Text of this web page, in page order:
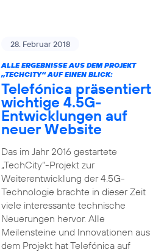
28. Februar 2018
ALLE ERGEBNISSE AUS DEM PROJEKT
„TECHCITY“ AUF EINEN BLICK:
Telefónica präsentiert
wichtige 4.5G-
Entwicklungen auf
neuer Website
Das im Jahr 2016 gestartete
„TechCity“-Projekt zur
Weiterentwicklung der 4.5G-
Technologie brachte in dieser Zeit
viele interessante technische
Neuerungen hervor. Alle
Meilensteine und Innovationen aus
dem Projekt hat Telefónica auf